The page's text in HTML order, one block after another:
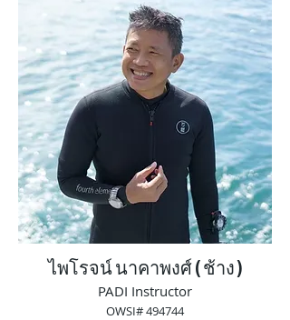
ไพโรจน์ นาคาพงศ์ ( ช้าง )
PADI Instructor
OWSI# 494744